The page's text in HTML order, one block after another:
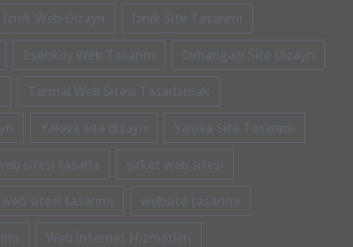
İznik Web Dizayn İznik Site Tasarımı
Esenköy Web Tasarım Orhangazi Site Dizayn
Termal Web Sitesi Tasarlamak
Yalova site dizayn Yalova Site Tasarımı
sitesi tasarla şirket web sitesi
sitesi tasarımı website tasarımı
Web İnternet Hizmetleri